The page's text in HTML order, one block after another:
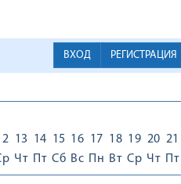
ВХОД РЕГИСТРАЦИЯ
13
Чт
14
Пт
15
Сб
16
Вс
17
Пн
18
Вт
19
Ср
20
Чт
21
Пт